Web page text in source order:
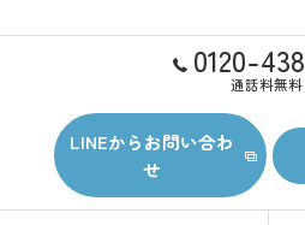
0120-
通話料無料
LINEからお問い合わ
せ